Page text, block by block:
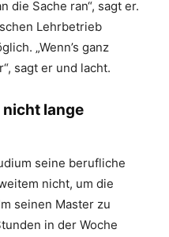
die Sache ran“, sagt er.
Lehrbetrieb
„Wenn’s ganz
sagt er und lacht.
lange
seine berufliche
nicht, um die
seinen Master zu
in der Woche